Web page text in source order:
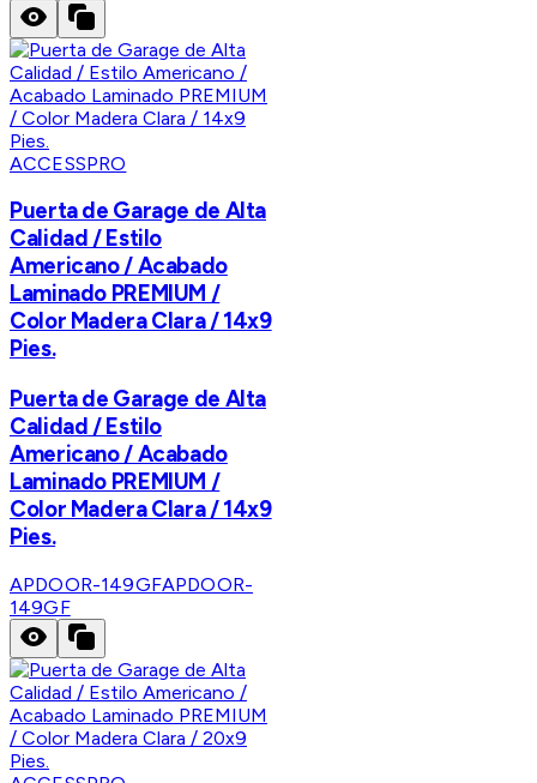
ACCESSPRO
Puerta de Garage de Alta
Calidad / Estilo
Americano / Acabado
Laminado PREMIUM /
Color Madera Clara / 14x9
Pies.
Puerta de Garage de Alta
Calidad / Estilo
Americano / Acabado
Laminado PREMIUM /
Color Madera Clara / 14x9
Pies.
APDOOR-149GFAPDOOR-
149GF